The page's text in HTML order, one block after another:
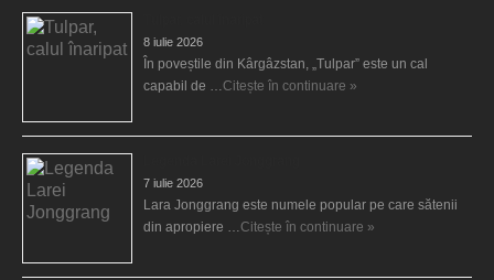
8 iulie 2026
În poveștile din Kârgâzstan, „Tulpar” este un cal
capabil de … Citește în continuare »
7 iulie 2026
Lara Jonggrang este numele popular pe care sătenii
din apropiere … Citește în continuare »